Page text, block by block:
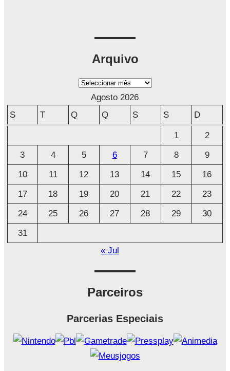
Arquivo
A
v
o
Agosto 2026
S
T Q Q S S D
1
2
3
4 5 6 7 8
9
10
11 12 13 14 15
16
17
18 19 20 21 22
23
24
25 26 27 28 29
30
31
« Jul
Parceiros
Parcerias Especiais